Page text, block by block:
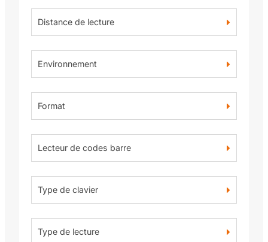
Distance de lecture
Environnement
Format
Lecteur de codes barre
Type de clavier
Type de lecture